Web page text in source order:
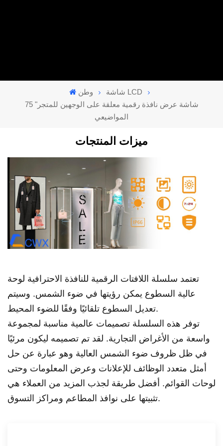
وطن
شاشة LCD
75 "شاشة عرض نافذة رقمية معلقة على الوجهين للمتجر
المواضيعي
ميزات المنتجات
تعتمد سلسلة اللافتات الرقمية للنافذة الاحترافية لوحة
عالية السطوع يمكن رؤيتها في ضوء الشمس. وسيتم
تعديل السطوع تلقائيًا وفقًا للضوء المحيط.
توفر هذه السلسلة تصميمات عالمية مناسبة لمجموعة
واسعة من الأغراض التجارية. لقد تم تصميمه ليكون مرئيًا
في ظل ظروف ضوء الشمس العالية وهو عبارة عن حل
أمثل متعدد الوظائف للإعلانات وعرض المعلومات وحتى
لوحات القوائم. أفضل طريقة لجذب المزيد من العملاء هي
تثبيتها على نوافذ المطاعم ومراكز التسوق.